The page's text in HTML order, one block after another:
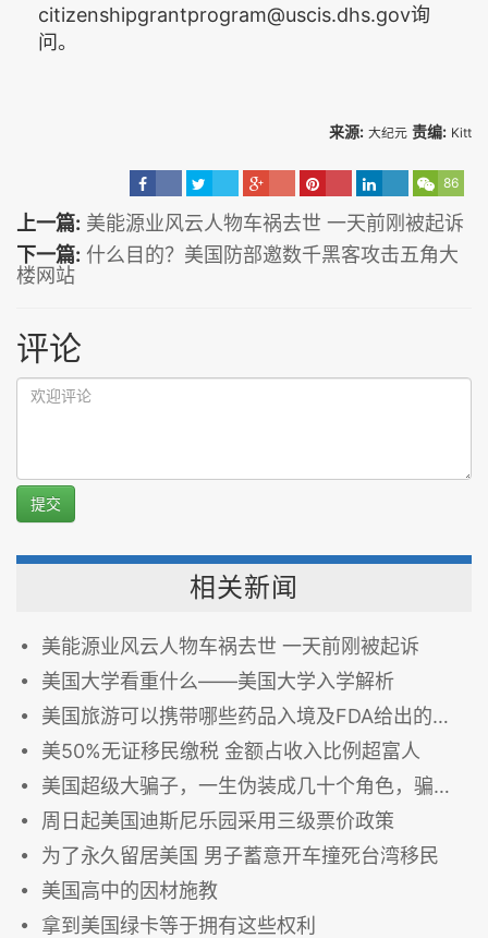
citizenshipgrantprogram@uscis.dhs.gov询
问。
来源: 大纪元 责编: Kitt
86
上一篇: 美能源业风云人物车祸去世 一天前刚被起诉
下一篇: 什么目的？美国防部邀数千黑客攻击五角大
楼网站
评论
提交
相关新闻
美能源业风云人物车祸去世 一天前刚被起诉
美国大学看重什么——美国大学入学解析
美国旅游可以携带哪些药品入境及FDA给出的相关注意事项！
美50%无证移民缴税 金额占收入比例超富人
美国超级大骗子，一生伪装成几十个角色，骗倒加拿大、美国，却始终骗不过···
周日起美国迪斯尼乐园采用三级票价政策
为了永久留居美国 男子蓄意开车撞死台湾移民
美国高中的因材施教
拿到美国绿卡等于拥有这些权利